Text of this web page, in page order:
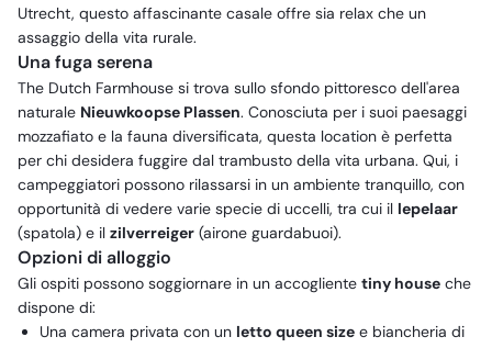
Utrecht, questo affascinante casale offre sia relax che un
assaggio della vita rurale.
Una fuga serena
The Dutch Farmhouse si trova sullo sfondo pittoresco dell'area
naturale Nieuwkoopse Plassen. Conosciuta per i suoi paesaggi
mozzafiato e la fauna diversificata, questa location è perfetta
per chi desidera fuggire dal trambusto della vita urbana. Qui, i
campeggiatori possono rilassarsi in un ambiente tranquillo, con
opportunità di vedere varie specie di uccelli, tra cui il lepelaar
(spatola) e il zilverreiger (airone guardabuoi).
Opzioni di alloggio
Gli ospiti possono soggiornare in un accogliente tiny house che
dispone di:
Una camera privata con un letto queen size e biancheria di